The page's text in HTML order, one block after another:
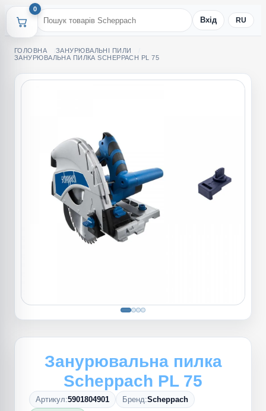
0
Вхід RU
ГОЛОВНА
ЗАНУРЮВАЛЬНІ ПИЛИ
ЗАНУРЮВАЛЬНА ПИЛКА SCHEPPACH PL 75
Занурювальна пилка
Scheppach PL 75
Артикул:5901804901 Бренд:Scheppach